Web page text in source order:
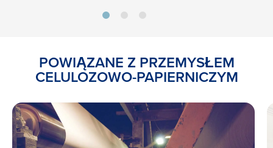
POWIĄZANE Z PRZEMYSŁEM
CELULOZOWO-PAPIERNICZYM